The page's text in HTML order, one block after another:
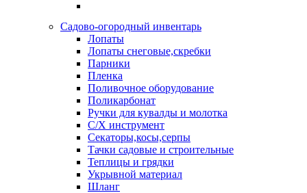
Садово-огородный инвентарь
Лопаты
Лопаты снеговые,скребки
Парники
Пленка
Поливочное оборудование
Поликарбонат
Ручки для кувалды и молотка
С/Х инструмент
Секаторы,косы,серпы
Тачки садовые и строительные
Теплицы и грядки
Укрывной материал
Шланг